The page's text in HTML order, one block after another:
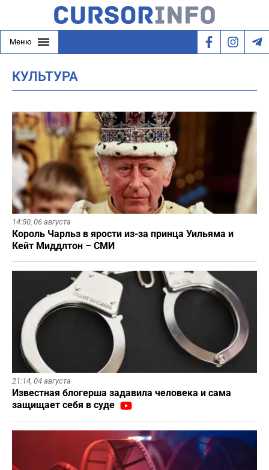
Меню
КУЛЬТУРА
14:50, 06 августа
Король Чарльз в ярости из-за принца Уильяма и
Кейт Миддлтон – СМИ
21:14, 04 августа
Известная блогерша задавила человека и сама
защищает себя в суде